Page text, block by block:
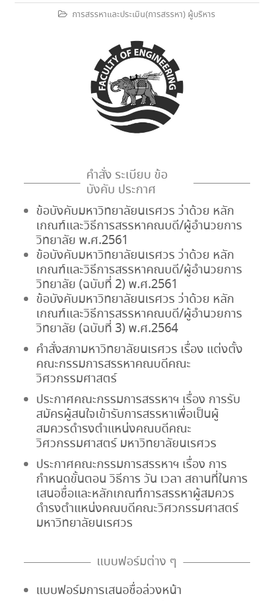
การสรรหาและประเมิน(การสรรหา) ผู้บริหาร
คำสั่ง ระเบียบ ข้อ
บังคับ ประกาศ
ข้อบังคับมหาวิทยาลัยนเรศวร ว่าด้วย หลัก
เกณฑ์และวิธีการสรรหาคณบดี/ผู้อำนวยการ
วิทยาลัย พ.ศ.2561
ข้อบังคับมหาวิทยาลัยนเรศวร ว่าด้วย หลัก
เกณฑ์และวิธีการสรรหาคณบดี/ผู้อำนวยการ
วิทยาลัย (ฉบับที่ 2) พ.ศ.2561
ข้อบังคับมหาวิทยาลัยนเรศวร ว่าด้วย หลัก
เกณฑ์และวิธีการสรรหาคณบดี/ผู้อำนวยการ
วิทยาลัย (ฉบับที่ 3) พ.ศ.2564
คำสั่งสภามหาวิทยาลัยนเรศวร เรื่อง แต่งตั้ง
คณะกรรมการสรรหาคณบดีคณะ
วิศวกรรมศาสตร์
ประกาศคณะกรรมการสรรหาฯ เรื่อง การรับ
สมัครผู้สนใจเข้ารับการสรรหาเพื่อเป็นผู้
สมควรดำรงตำแหน่งคณบดีคณะ
วิศวกรรมศาสตร์ มหาวิทยาลัยนเรศวร
ประกาศคณะกรรมการสรรหาฯ เรื่อง การ
กำหนดขั้นตอน วิธีการ วัน เวลา สถานที่ในการ
เสนอชื่อและหลักเกณฑ์การสรรหาผู้สมควร
ดำรงตำแหน่งคณบดีคณะวิศวกรรมศาสตร์
มหาวิทยาลัยนเรศวร
แบบฟอร์มต่าง ๆ
แบบฟอร์มการเสนอชื่อล่วงหน้า